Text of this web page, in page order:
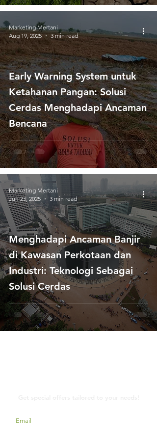
Early Warning System untuk
Ketahanan Pangan: Solusi
Cerdas Menghadapi Ancaman
Bencana
Marketing Mertani
Aug 19, 2025
3 min read
Menghadapi Ancaman Banjir
di Kawasan Perkotaan dan
Industri: Teknologi Sebagai
Solusi Cerdas
Marketing Mertani
Jun 23, 2025
3 min read